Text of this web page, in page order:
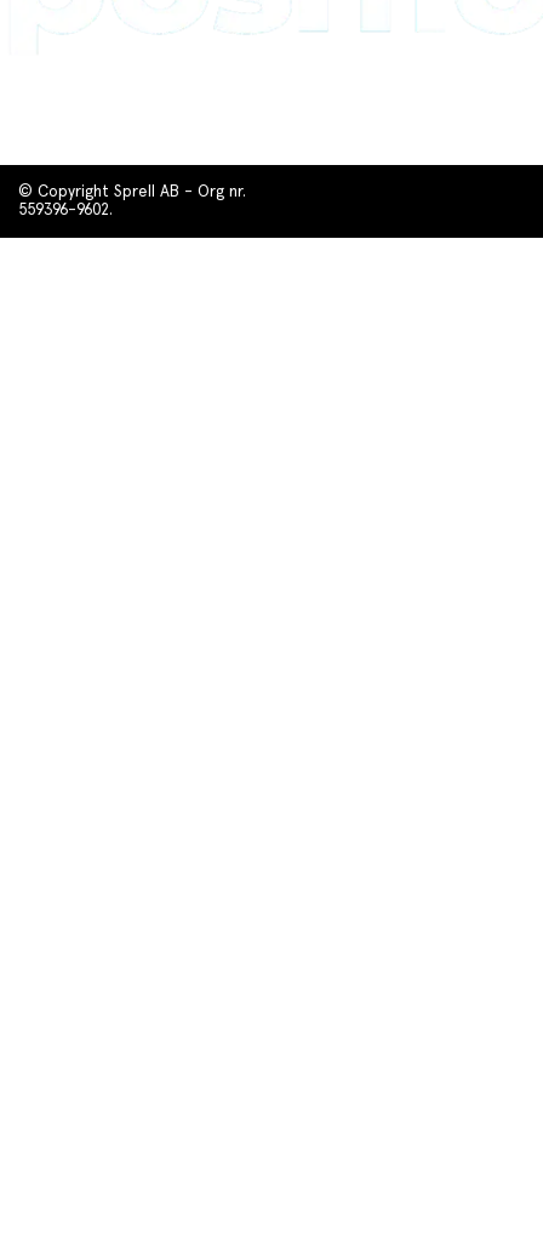
© Copyright Sprell AB - Org nr.
559396-9602.